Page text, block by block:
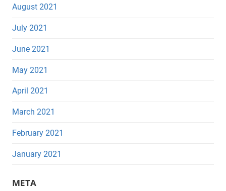
August 2021
July 2021
June 2021
May 2021
April 2021
March 2021
February 2021
January 2021
META